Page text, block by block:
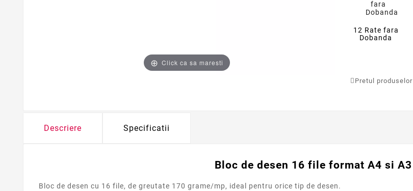
Click ca sa maresti
12 Rate fara
Dobanda
Pretul
Descriere Specificatii
Bloc de desen 16 file format A4 si A3
Bloc de desen cu 16 file, de greutate 170 grame/mp, ideal pentru orice tip de desen.